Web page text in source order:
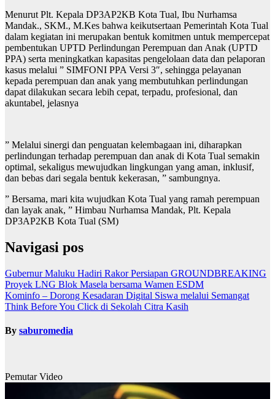
Menurut Plt. Kepala DP3AP2KB Kota Tual, Ibu Nurhamsa
Mandak., SKM., M.Kes bahwa keikutsertaan Pemerintah Kota Tual
dalam kegiatan ini merupakan bentuk komitmen untuk mempercepat
pembentukan UPTD Perlindungan Perempuan dan Anak (UPTD
PPA) serta meningkatkan kapasitas pengelolaan data dan pelaporan
kasus melalui ” SIMFONI PPA Versi 3″, sehingga pelayanan
kepada perempuan dan anak yang membutuhkan perlindungan
dapat dilakukan secara lebih cepat, terpadu, profesional, dan
akuntabel, jelasnya
” Melalui sinergi dan penguatan kelembagaan ini, diharapkan
perlindungan terhadap perempuan dan anak di Kota Tual semakin
optimal, sekaligus mewujudkan lingkungan yang aman, inklusif,
dan bebas dari segala bentuk kekerasan, ” sambungnya.
” Bersama, mari kita wujudkan Kota Tual yang ramah perempuan
dan layak anak, ” Himbau Nurhamsa Mandak, Plt. Kepala
DP3AP2KB Kota Tual (SM)
Navigasi pos
Gubernur Maluku Hadiri Rakor Persiapan GROUNDBREAKING
Proyek LNG Blok Masela bersama Wamen ESDM
Kominfo – Dorong Kesadaran Digital Siswa melalui Semangat
Think Before You Click di Sekolah Citra Kasih
By saburomedia
Pemutar Video